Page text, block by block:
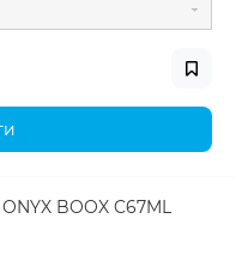
BOOX C67ML